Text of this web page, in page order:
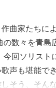
曲家たちに
数々を青島
回ソリスト
声も堪能で
そう、そん